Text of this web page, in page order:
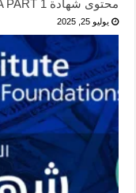
محتوى شهادة CMA PART 1
يوليو 25, 2025